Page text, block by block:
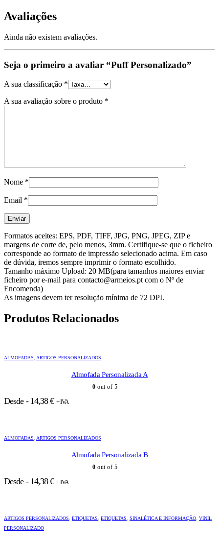
Avaliações
Ainda não existem avaliações.
Seja o primeiro a avaliar “Puff Personalizado”
A sua classificação *
A sua avaliação sobre o produto *
Nome *
Email *
Formatos aceites: EPS, PDF, TIFF, JPG, PNG, JPEG, ZIP e
margens de corte de, pelo menos, 3mm. Certifique-se que o ficheiro
corresponde ao formato de impressão selecionado acima. Em caso
de dúvida, iremos sempre imprimir o formato escolhido.
Tamanho máximo Upload: 20 MB(para tamanhos maiores enviar
ficheiro por e-mail para contacto@armeios.pt com o Nº de
Encomenda)
As imagens devem ter resolução mínima de 72 DPI.
Produtos Relacionados
ALMOFADAS ARTIGOS PERSONALIZADOS
Almofada Personalizada A
0 out of 5
Desde - 14,38€ + IVA
ALMOFADAS ARTIGOS PERSONALIZADOS
Almofada Personalizada B
0 out of 5
Desde - 14,38€ + IVA
ARTIGOS PERSONALIZADOS ETIQUETAS ETIQUETAS SINALÉTICA E INFORMAÇÃO VINIL
PERSONALIZADO